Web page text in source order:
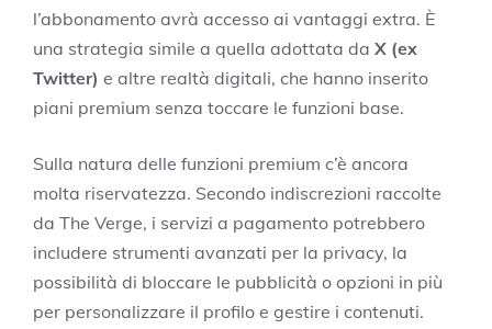
l’abbonamento avrà accesso ai vantaggi extra. È
una strategia simile a quella adottata da X (ex
Twitter) e altre realtà digitali, che hanno inserito
piani premium senza toccare le funzioni base.
Sulla natura delle funzioni premium c’è ancora
molta riservatezza. Secondo indiscrezioni raccolte
da The Verge, i servizi a pagamento potrebbero
includere strumenti avanzati per la privacy, la
possibilità di bloccare le pubblicità o opzioni in più
per personalizzare il profilo e gestire i contenuti.